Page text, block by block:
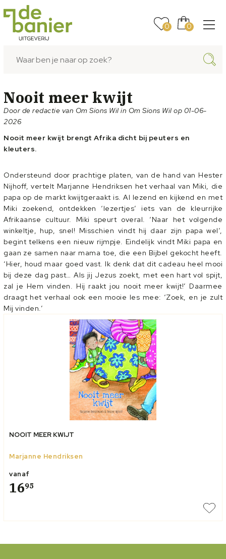
0 0
Nooit meer kwijt
Door de redactie van Om Sions Wil in Om Sions Wil op 01-06-
2026
Nooit meer kwijt brengt Afrika dicht bij peuters en
kleuters.
Ondersteund door prachtige platen, van de hand van Hester
Nijhoff, vertelt Marjanne Hendriksen het verhaal van Miki, die
papa op de markt kwijtgeraakt is. Al lezend en kijkend en met
Miki zoekend, ontdekken ‘lezertjes’ iets van de kleurrijke
Afrikaanse cultuur. Miki speurt overal. ‘Naar het volgende
winkeltje, hup, snel! Misschien vindt hij daar zijn papa wel’,
begint telkens een nieuw rijmpje. Eindelijk vindt Miki papa en
gaan ze samen naar mama toe, die een Bijbel gekocht heeft.
‘Hier, houd maar goed vast. Ik denk dat dit cadeau heel mooi
bij deze dag past… Als jij Jezus zoekt, met een hart vol spijt,
zal je Hem vinden. Hij raakt jou nooit meer kwijt!’ Daarmee
draagt het verhaal ook een mooie les mee: ‘Zoek, en je zult
Mij vinden.’
NOOIT MEER KWIJT
Marjanne Hendriksen
vanaf
1695